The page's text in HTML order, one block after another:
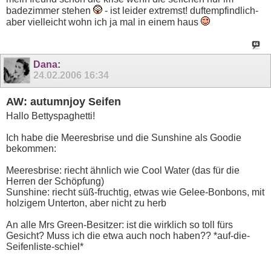
badezimmer stehen
- ist leider extremst! duftempfindlich-
aber vielleicht wohn ich ja mal in einem haus
Dana:
24.02.2006 16:34
AW: autumnjoy Seifen
Hallo Bettyspaghetti!
Ich habe die Meeresbrise und die Sunshine als Goodie
bekommen:
Meeresbrise: riecht ähnlich wie Cool Water (das für die
Herren der Schöpfung)
Sunshine: riecht süß-fruchtig, etwas wie Gelee-Bonbons, mit
holzigem Unterton, aber nicht zu herb
An alle Mrs Green-Besitzer: ist die wirklich so toll fürs
Gesicht? Muss ich die etwa auch noch haben?? *auf-die-
Seifenliste-schiel*